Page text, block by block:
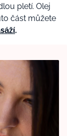
pletí. Olej
část můžete
.